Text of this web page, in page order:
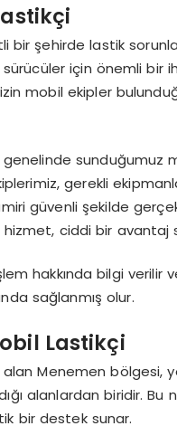
bir şehirde lastik
için önemli bir
mobil ekipler
sunduğumuz
gerekli
güvenli şekilde
ciddi bir avantaj
hakkında bilgi verilir
sağlanmış olur.
Lastikçi
alan Menemen
alanlardan biridir. Bu
bir destek sunar.